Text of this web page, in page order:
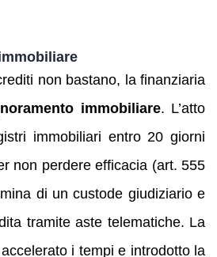
non bastano, la finanziaria
immobiliare. L’atto
immobiliari entro 20 giorni
non perdere efficacia (art. 555
di un custode giudiziario e
tramite aste telematiche. La
i tempi e introdotto la